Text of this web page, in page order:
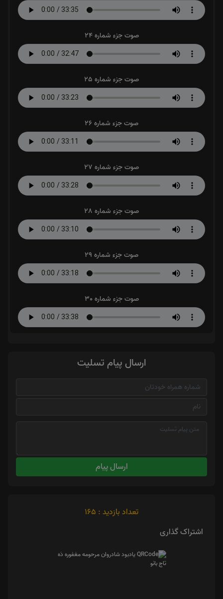
صوت جزء شماره 24
صوت جزء شماره 25
صوت جزء شماره 26
صوت جزء شماره 27
صوت جزء شماره 28
صوت جزء شماره 29
صوت جزء شماره 30
ارسال پیام تسلیت
ارسال پیام
تعداد بازدید : 165
اشتراک گذاری